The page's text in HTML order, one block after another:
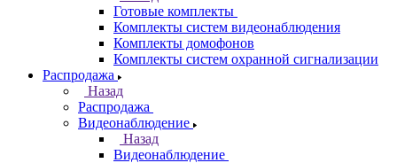
Готовые комплекты
Комплекты систем видеонаблюдения
Комплекты домофонов
Комплекты систем охранной сигнализации
Распродажа
Назад
Распродажа
Видеонаблюдение
Назад
Видеонаблюдение